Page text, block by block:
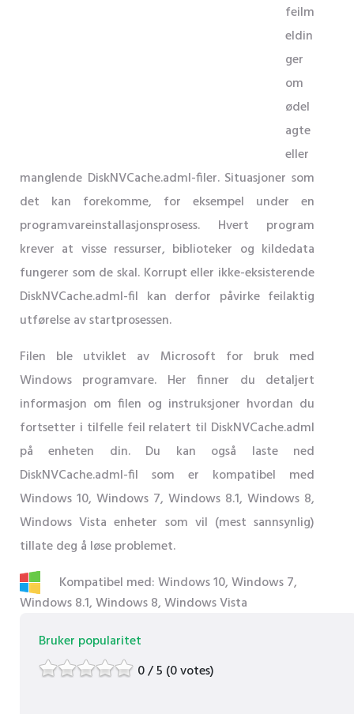
feilm
eldin
ger
om
ødel
agte
eller
manglende DiskNVCache.adml-filer. Situasjoner som
det kan forekomme, for eksempel under en
programvareinstallasjonsprosess. Hvert program
krever at visse ressurser, biblioteker og kildedata
fungerer som de skal. Korrupt eller ikke-eksisterende
DiskNVCache.adml-fil kan derfor påvirke feilaktig
utførelse av startprosessen.
Filen ble utviklet av Microsoft for bruk med
Windows programvare. Her finner du detaljert
informasjon om filen og instruksjoner hvordan du
fortsetter i tilfelle feil relatert til DiskNVCache.adml
på enheten din. Du kan også laste ned
DiskNVCache.adml-fil som er kompatibel med
Windows 10, Windows 7, Windows 8.1, Windows 8,
Windows Vista enheter som vil (mest sannsynlig)
tillate deg å løse problemet.
Kompatibel med: Windows 10, Windows 7,
Windows 8.1, Windows 8, Windows Vista
Bruker popularitet
0 / 5 (0 votes)